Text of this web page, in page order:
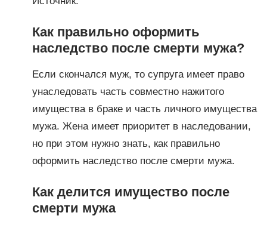
Как правильно оформить
наследство после смерти мужа?
Если скончался муж, то супруга имеет право
унаследовать часть совместно нажитого
имущества в браке и часть личного имущества
мужа. Жена имеет приоритет в наследовании,
но при этом нужно знать, как правильно
оформить наследство после смерти мужа.
Как делится имущество после
смерти мужа